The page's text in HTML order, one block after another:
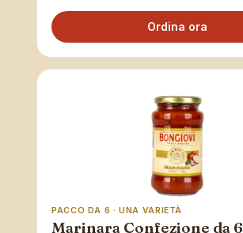
Ordina ora
PACCO DA 6 · UNA VARIETÀ
Marinara Confezione da 6